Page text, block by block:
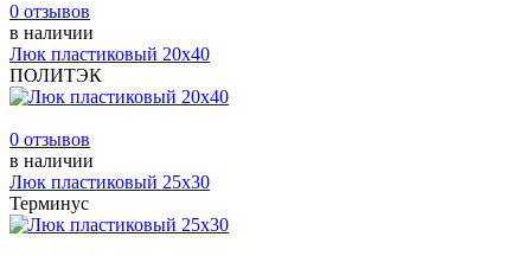
0 отзывов
в наличии
Люк пластиковый 20х40
ПОЛИТЭК
0 отзывов
в наличии
Люк пластиковый 25х30
Терминус